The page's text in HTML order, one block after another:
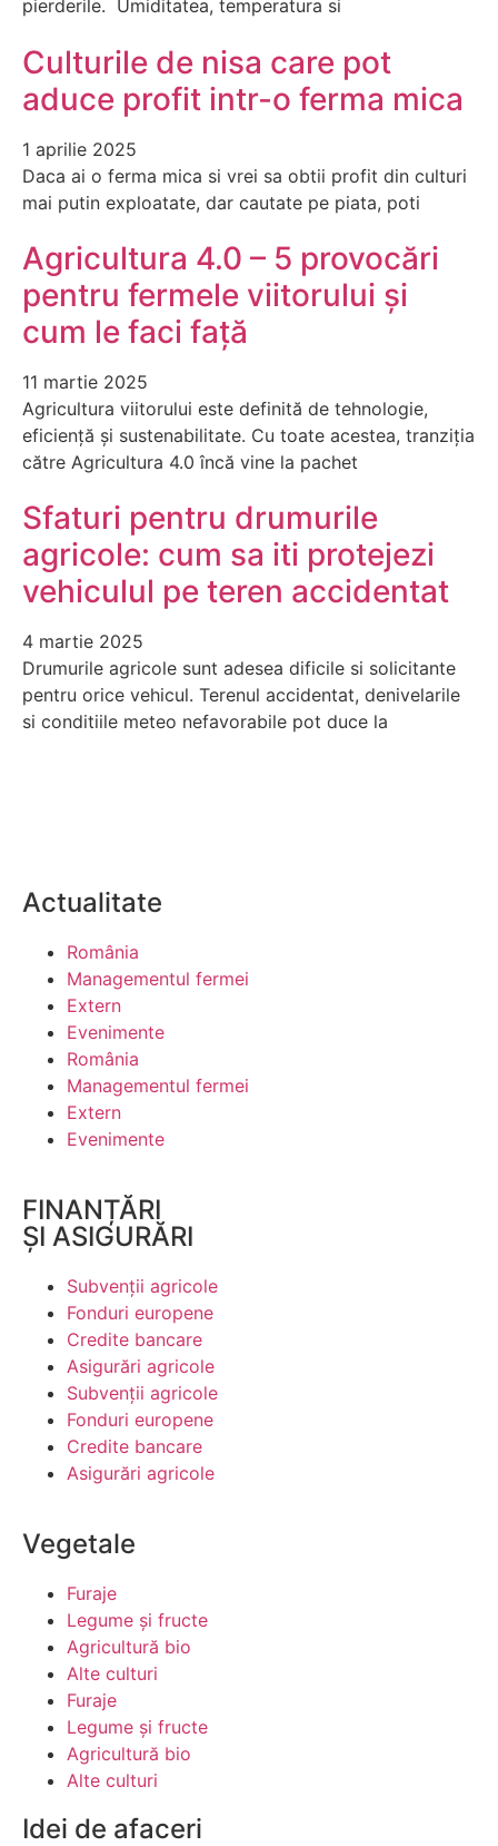
pierderile. Umiditatea, temperatura si
Culturile de nisa care pot
aduce profit intr-o ferma mica
1 aprilie 2025
Daca ai o ferma mica si vrei sa obtii profit din culturi
mai putin exploatate, dar cautate pe piata, poti
Agricultura 4.0 – 5 provocări
pentru fermele viitorului și
cum le faci față
11 martie 2025
Agricultura viitorului este definită de tehnologie,
eficiență și sustenabilitate. Cu toate acestea, tranziția
către Agricultura 4.0 încă vine la pachet
Sfaturi pentru drumurile
agricole: cum sa iti protejezi
vehiculul pe teren accidentat
4 martie 2025
Drumurile agricole sunt adesea dificile si solicitante
pentru orice vehicul. Terenul accidentat, denivelarile
si conditiile meteo nefavorabile pot duce la
Actualitate
România
Managementul fermei
Extern
Evenimente
România
Managementul fermei
Extern
Evenimente
FINANȚĂRI
ȘI ASIGURĂRI
Subvenții agricole
Fonduri europene
Credite bancare
Asigurări agricole
Subvenții agricole
Fonduri europene
Credite bancare
Asigurări agricole
Vegetale
Furaje
Legume şi fructe
Agricultură bio
Alte culturi
Furaje
Legume şi fructe
Agricultură bio
Alte culturi
Idei de afaceri